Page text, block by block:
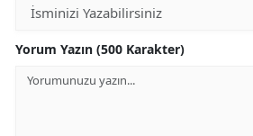
Yorum Yazın (500 Karakter)